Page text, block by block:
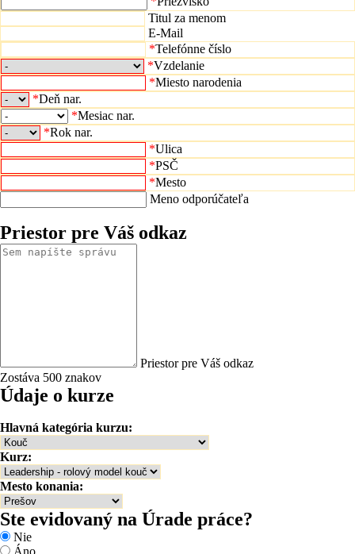
Titul za menom
E-Mail
*Telefónne číslo
*Vzdelanie
*Miesto narodenia
*Deň nar.
*Mesiac nar.
*Rok nar.
*Ulica
*PSČ
*Mesto
Meno odporúčateľa
Priestor pre Váš odkaz
Priestor pre Váš odkaz
Zostáva 500 znakov
Údaje o kurze
Hlavná kategória kurzu:
Kurz:
Mesto konania:
Ste evidovaný na Úrade práce?
Nie